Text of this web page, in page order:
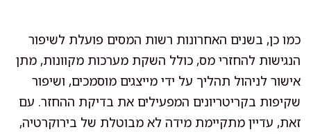
כמו כן, בשנים האחרונות רשות המסים פועלת לשיפור
הנגישות להחזרי מס, כולל השקת מערכות מקוונות, מתן
אישור לניהול תהליך על ידי מייצגים מוסמכים, ושיפור
שקיפות בקריטריונים המפעילים את בדיקת ההחזר. עם
זאת, עדיין מתקיימת מידה לא מבוטלת של בירוקרטיה,